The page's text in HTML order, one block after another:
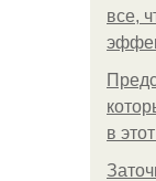
все,
в